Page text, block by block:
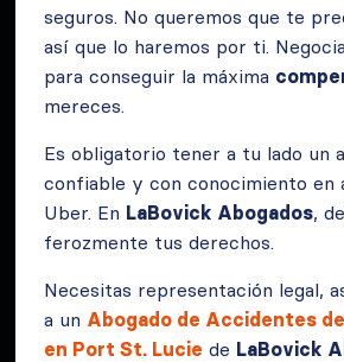
seguros. No queremos que te
así que lo haremos por ti.
para conseguir la máxima
mereces.
Es obligatorio tener a tu lado un
confiable y con conocimiento en
Uber. En LaBovick Abogados,
ferozmente tus derechos.
Necesitas representación legal,
a un Abogado de Accidentes
en Port St. Lucie de LaBovick